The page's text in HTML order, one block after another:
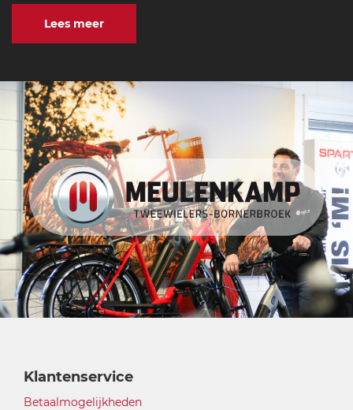
Lees meer
Klantenservice
Betaalmogelijkheden